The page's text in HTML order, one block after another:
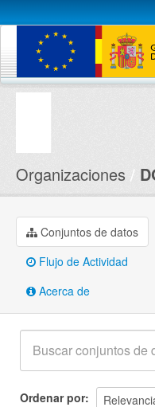
Conjuntos de datos
Organizaciones
Conjuntos de datos
Flujo de Actividad
Acerca de
Ordenar por